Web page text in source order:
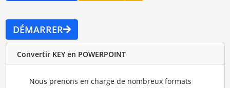
DÉMARRER
Convertir KEY en POWERPOINT
Nous prenons en charge de nombreux formats